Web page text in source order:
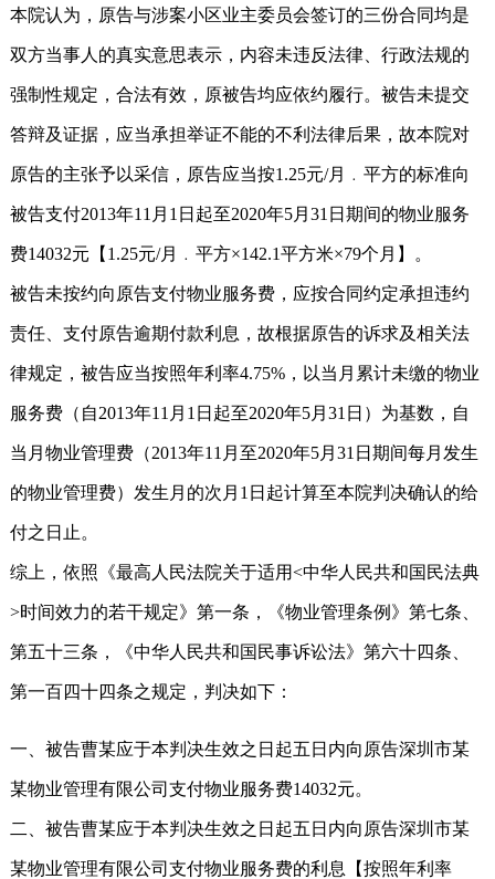
本院认为，原告与涉案小区业主委员会签订的三份合同均是
双方当事人的真实意思表示，内容未违反法律、行政法规的
强制性规定，合法有效，原被告均应依约履行。被告未提交
答辩及证据，应当承担举证不能的不利法律后果，故本院对
原告的主张予以采信，原告应当按1.25元/月﹒平方的标准向
被告支付2013年11月1日起至2020年5月31日期间的物业服务
费14032元【1.25元/月﹒平方×142.1平方米×79个月】。
被告未按约向原告支付物业服务费，应按合同约定承担违约
责任、支付原告逾期付款利息，故根据原告的诉求及相关法
律规定，被告应当按照年利率4.75%，以当月累计未缴的物业
服务费（自2013年11月1日起至2020年5月31日）为基数，自
当月物业管理费（2013年11月至2020年5月31日期间每月发生
的物业管理费）发生月的次月1日起计算至本院判决确认的给
付之日止。
综上，依照《最高人民法院关于适用<中华人民共和国民法典
>时间效力的若干规定》第一条，《物业管理条例》第七条、
第五十三条，《中华人民共和国民事诉讼法》第六十四条、
第一百四十四条之规定，判决如下：
一、被告曹某应于本判决生效之日起五日内向原告深圳市某
某物业管理有限公司支付物业服务费14032元。
二、被告曹某应于本判决生效之日起五日内向原告深圳市某
某物业管理有限公司支付物业服务费的利息【按照年利率